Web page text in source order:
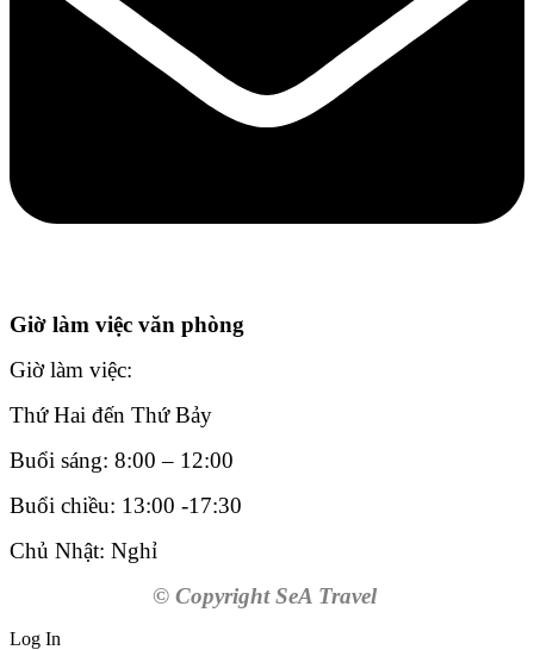
Giờ làm việc văn phòng
Giờ làm việc:
Thứ Hai đến Thứ Bảy
Buổi sáng: 8:00 – 12:00
Buổi chiều: 13:00 -17:30
Chủ Nhật: Nghỉ
© Copyright SeA Travel
Log In